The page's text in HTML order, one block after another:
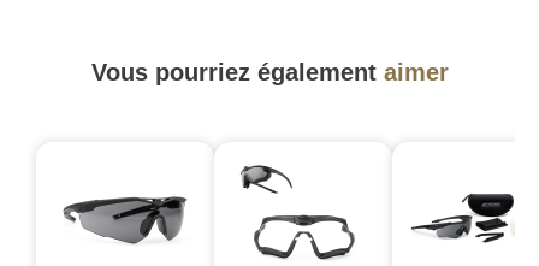
Vous pourriez également aimer